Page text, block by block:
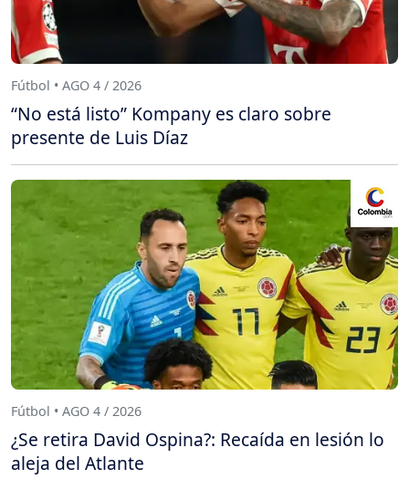
Fútbol • AGO 4 / 2026
“No está listo” Kompany es claro sobre
presente de Luis Díaz
Fútbol • AGO 4 / 2026
¿Se retira David Ospina?: Recaída en lesión lo
aleja del Atlante